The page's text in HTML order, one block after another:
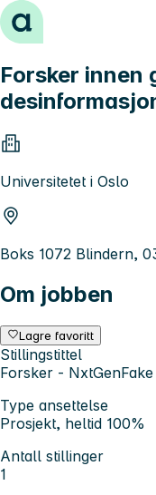
Hopp til innhold
Forsker innen
Universitetet i Oslo
Boks 1072 Blindern,
Om jobben
Lagre favoritt
Stillingstittel
Forsker - NxtGenFake
Type ansettelse
Prosjekt, heltid 100%
Antall stillinger
1